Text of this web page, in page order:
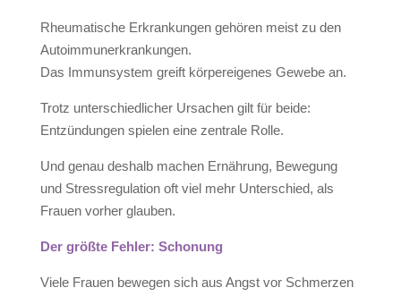
Rheumatische Erkrankungen gehören meist zu den
Autoimmunerkrankungen.
Das Immunsystem greift körpereigenes Gewebe an.
Trotz unterschiedlicher Ursachen gilt für beide:
Entzündungen spielen eine zentrale Rolle.
Und genau deshalb machen Ernährung, Bewegung
und Stressregulation oft viel mehr Unterschied, als
Frauen vorher glauben.
Der größte Fehler: Schonung
Viele Frauen bewegen sich aus Angst vor Schmerzen